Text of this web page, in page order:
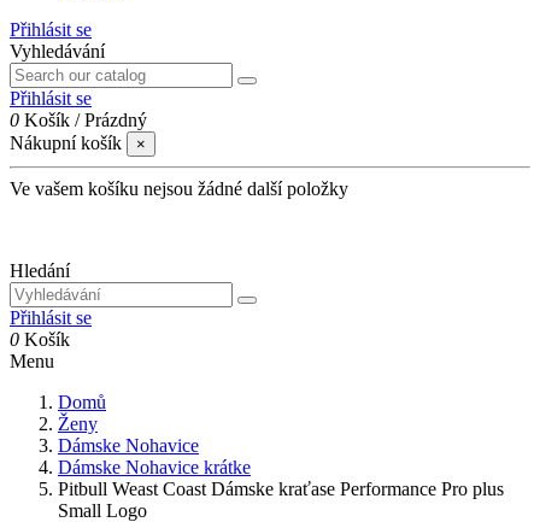
Přihlásit se
Vyhledávání
Přihlásit se
0 Košík /Prázdný
Nákupní košík
×
Ve vašem košíku nejsou žádné další položky
Hledání
Přihlásit se
0 Košík
Menu
Domů
Ženy
Dámske Nohavice
Dámske Nohavice krátke
Pitbull Weast Coast Dámske kraťase Performance Pro plus
Small Logo